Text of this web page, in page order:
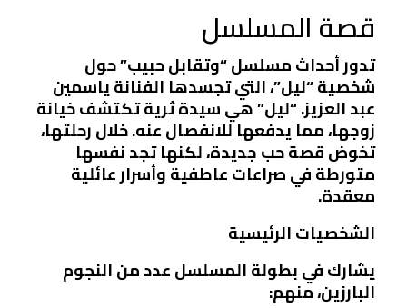
قصة المسلسل
تدور أحداث مسلسل “وتقابل حبيب” حول
شخصية “ليل”، التي تجسدها الفنانة ياسمين
عبد العزيز. “ليل” هي سيدة ثرية تكتشف خيانة
زوجها، مما يدفعها للانفصال عنه. خلال رحلتها،
تخوض قصة حب جديدة، لكنها تجد نفسها
متورطة في صراعات عاطفية وأسرار عائلية
معقدة.
الشخصيات الرئيسية
يشارك في بطولة المسلسل عدد من النجوم
البارزين، منهم: